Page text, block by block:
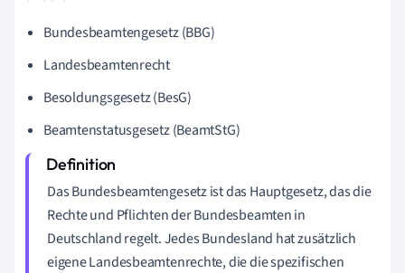
Bundesbeamtengesetz (BBG)
Landesbeamtenrecht
Besoldungsgesetz (BesG)
Beamtenstatusgesetz (BeamtStG)
Das Bundesbeamtengesetz ist das Hauptgesetz, das die
Rechte und Pflichten der Bundesbeamten in
Deutschland regelt. Jedes Bundesland hat zusätzlich
eigene Landesbeamtenrechte, die die spezifischen